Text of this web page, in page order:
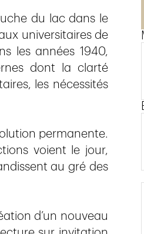
du lac dans le
universitaires de
les années 1940,
dont la clarté
les nécessités
permanente.
voient le jour,
au gré des
d’un nouveau